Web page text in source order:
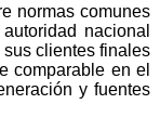
normas comunes
nacional
clientes finales
comparable en el
y fuentes